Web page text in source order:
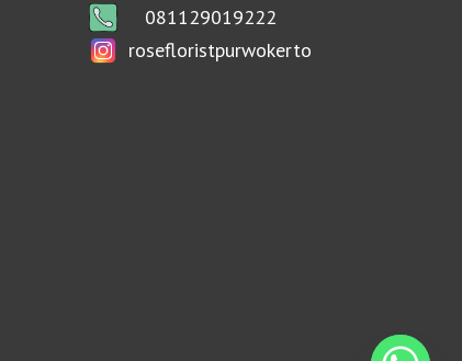
081129019222
rosefloristpurwokerto